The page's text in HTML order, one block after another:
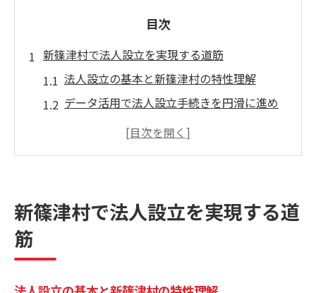
目次
新篠津村で法人設立を実現する道筋
法人設立の基本と新篠津村の特性理解
データ活用で法人設立手続きを円滑に進め
ト
データ活用が事業計画を変える理由
法人設立に役立つ地域データ活用の意義
新篠津村で法人設立を実現する道
筋